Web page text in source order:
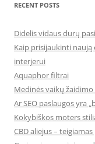
RECENT POSTS
Didelis vidaus durų
Kaip prisijaukinti naują
interjerui
Aquaphor filtrai
Medinės vaikų
Ar SEO paslaugos yra
Kokybiškos moters
CBD aliejus –